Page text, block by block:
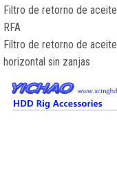
Filtro de retorno de
RFA
Filtro de retorno de
horizontal sin zanjas